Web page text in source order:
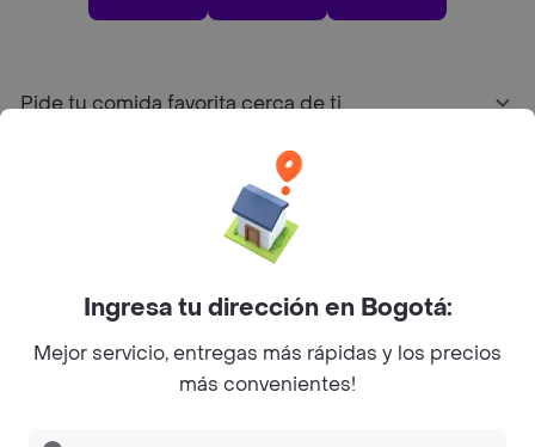
Pide tu comida favorita cerca de ti
Sobre Rappi
Facebook
Twitter
Instagram
Ingresa tu dirección en Bogotá:
Mejor servicio, entregas más rápidas y los precios
más convenientes!